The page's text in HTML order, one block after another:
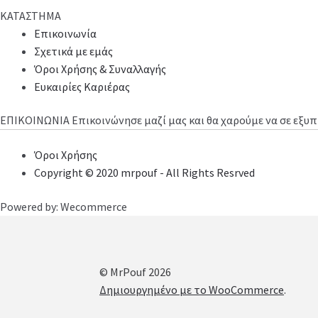
ΚΑΤΑΣΤΗΜΑ
Επικοινωνία
Σχετικά με εμάς
Όροι Χρήσης & Συναλλαγής
Ευκαιρίες Καριέρας
ΕΠΙΚΟΙΝΩΝΙΑ Επικοινώνησε μαζί μας και θα χαρούμε να σε
Όροι Χρήσης
Copyright © 2020 mrpouf - All Rights Resrved
Powered by: Wecommerce
© MrPouf 2026
Δημιουργημένο με το WooCommerce.